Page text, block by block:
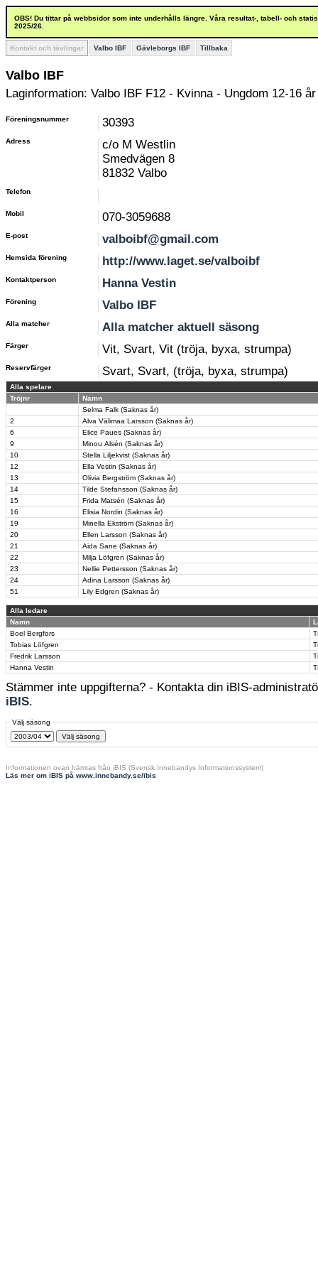
OBS! Du tittar på webbsidor som inte underhålls längre. Våra resultat-, tabell- och
2025/26.
Kontakt och tävlingar Valbo IBF Gävleborgs IBF Tillbaka
Valbo IBF
Laginformation: Valbo IBF F12 - Kvinna - Ungdom 12-16 år
Föreningsnummer 30393
Adress
c/o M Westlin
Smedvägen 8
81832 Valbo
Telefon
Mobil 070-3059688
E-post valboibf@gmail.com
Hemsida förening http://www.laget.se/valboibf
Kontaktperson Hanna Vestin
Förening Valbo IBF
Alla matcher Alla matcher aktuell säsong
Färger Vit, Svart, Vit (tröja, byxa, strumpa)
Reservfärger Svart, Svart, (tröja, byxa, strumpa)
Alla spelare
Tröjnr
Namn
Selma Falk (Saknas år)
2
Alva Välimaa Larsson (Saknas år)
6
Elice Paues (Saknas år)
9
Minou Alsén (Saknas år)
10
Stella Liljekvist (Saknas år)
12
Ella Vestin (Saknas år)
13
Olivia Bergström (Saknas år)
14
Tilde Stefansson (Saknas år)
15
Frida Matsén (Saknas år)
16
Elisia Nordin (Saknas år)
19
Minella Ekström (Saknas år)
20
Ellen Larsson (Saknas år)
21
Aida Sane (Saknas år)
22
Milja Löfgren (Saknas år)
23
Nellie Pettersson (Saknas år)
24
Adina Larsson (Saknas år)
51
Lily Edgren (Saknas år)
Alla ledare
Namn
Boel Bergfors
Tobias Löfgren
Fredrik Larsson
Hanna Vestin
Stämmer inte uppgifterna? - Kontakta din iBIS-
iBIS.
Välj säsong
Informationen ovan hämtas från iBIS (Svensk Innebandys Informationssystem)
Läs mer om iBIS på www.innebandy.se/ibis